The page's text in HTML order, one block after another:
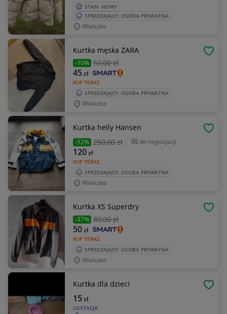
STAN: NOWY
SPRZEDAJĄCY: OSOBA PRYWATNA
Wieliczka
Kurtka męska ZARA
-10% 50,00 zł
KUP TERAZ
45zł
SPRZEDAJĄCY: OSOBA PRYWATNA
Wieliczka
Kurtka helly Hansen
-52% 250,00 zł do negocjacji
KUP TERAZ
120zł
SPRZEDAJĄCY: OSOBA PRYWATNA
Wieliczka
Kurtka XS Superdry
-37% 80,00 zł
KUP TERAZ
50zł
SPRZEDAJĄCY: OSOBA PRYWATNA
Wieliczka
Kurtka dla dzieci
LICYTACJA
15zł